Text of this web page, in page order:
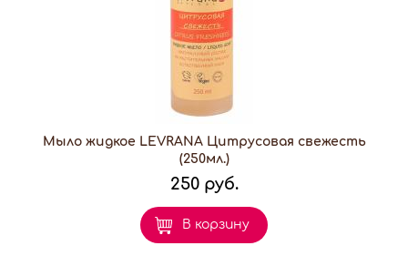
Мыло жидкое LEVRANA Цитрусовая свежесть
(250мл.)
250 руб.
В корзину